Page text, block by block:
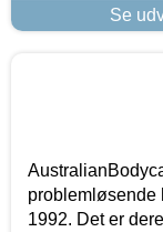
Se
problemløsende
1992. Det er